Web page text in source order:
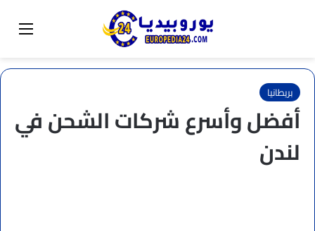
تبديل المظهر
بريطانيا
أفضل وأسرع شركات الشحن في
لندن